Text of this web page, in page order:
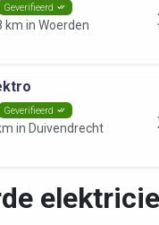
Geverifieerd
km in Woerden
Geverifieerd
in Duivendrecht